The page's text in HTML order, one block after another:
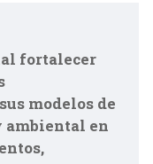
fortalecer
modelos de
ambiental en